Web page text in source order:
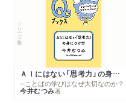
シリーズ・全集
ＡＩにはない「思考力」の身につけ方
─ことばの学びはなぜ大切なのか？
今井むつみ著